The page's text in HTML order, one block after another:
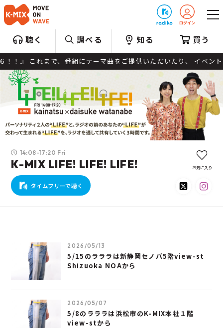
聴く 調べる 知る 買う
れまで、番組にテーマ曲をご提供いただいたり、 イベン
14:08-17:20 Fri
K-MIX LIFE! LIFE! LIFE!
タイムフリーで聴く
お気に入り
2026/05/13
5/15のラララは新静岡セノバ5階view-st
Shizuoka NOAから
2026/05/07
5/8のラララは浜松市のK-MIX本社１階
view-stから